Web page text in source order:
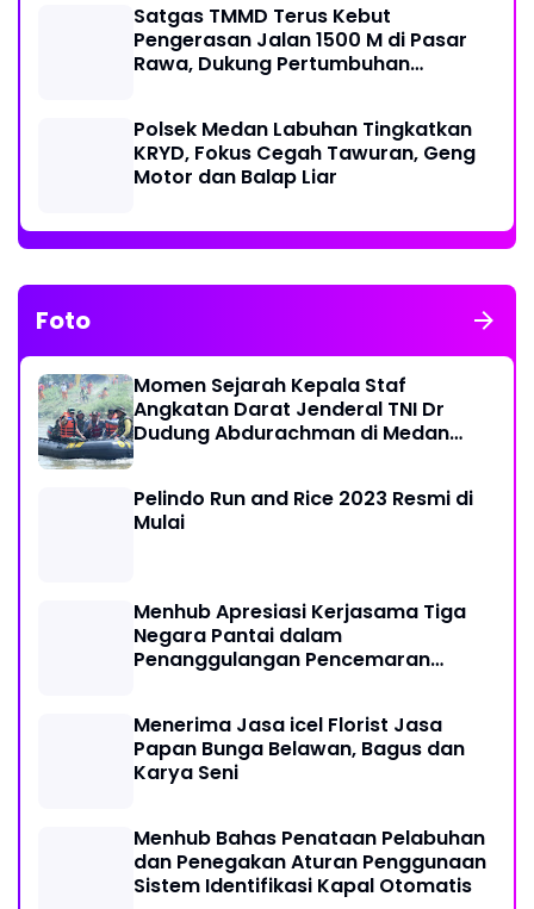
Satgas TMMD Terus Kebut
Pengerasan Jalan 1500 M di Pasar
Rawa, Dukung Pertumbuhan
Polsek Medan Labuhan Tingkatkan
KRYD, Fokus Cegah Tawuran, Geng
Motor dan Balap Liar
Foto
Momen Sejarah Kepala Staf
Angkatan Darat Jenderal TNI Dr
Dudung Abdurachman di Medan
Pelindo Run and Rice 2023 Resmi di
Mulai
Menhub Apresiasi Kerjasama Tiga
Negara Pantai dalam
Penanggulangan Pencemaran
Menerima Jasa icel Florist Jasa
Papan Bunga Belawan, Bagus dan
Karya Seni
Menhub Bahas Penataan Pelabuhan
dan Penegakan Aturan Penggunaan
Sistem Identifikasi Kapal Otomatis